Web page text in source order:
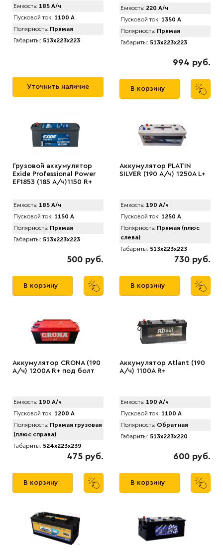
Емкость: 185 А/ч
Пусковой ток: 1100 А
Полярность: Прямая
Габариты: 513x223x223
Уточнить наличие
Емкость: 220 А/ч
Пусковой ток: 1350 А
Полярность: Прямая
Габариты: 513x223x223
994 руб.
В корзину
Грузовой аккумулятор
Exide Professional Power
EF1853 (185 А/ч)1150 R+
Емкость: 185 А/ч
Пусковой ток: 1150 А
Полярность: Прямая
Габариты: 513x223x223
500 руб.
В корзину
Аккумулятор PLATIN
SILVER (190 А/ч) 1250A L+
Емкость: 190 А/ч
Пусковой ток: 1250 А
Полярность: Прямая (плюс
слева)
Габариты: 513x223x223
730 руб.
В корзину
Аккумулятор CRONA (190
А/ч) 1200A R+ под болт
Емкость: 190 А/ч
Пусковой ток: 1200 А
Полярность: Прямая грузовая
(плюс справа)
Габариты: 524x223x239
475 руб.
В корзину
Аккумулятор Atlant (190
А/ч) 1100A R+
Емкость: 190 А/ч
Пусковой ток: 1100 А
Полярность: Обратная
Габариты: 513x223x220
600 руб.
В корзину